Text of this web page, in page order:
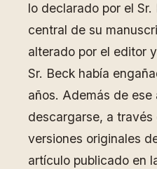
lo declarado por el
central de su
alterado por el editor
Sr. Beck había
años. Además de ese
descargarse, a
versiones originales
artículo publicado en